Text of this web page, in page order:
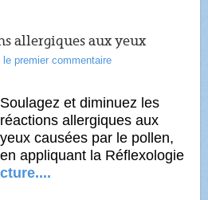
allergiques aux yeux
le premier commentaire
Soulagez et diminuez les
réactions allergiques aux
yeux causées par le pollen,
en appliquant la Réflexologie